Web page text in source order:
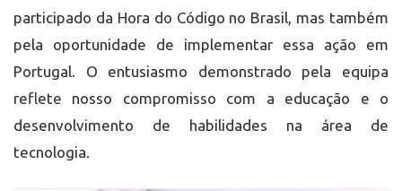
participado da Hora do Código no Brasil, mas também
pela oportunidade de implementar essa ação em
Portugal. O entusiasmo demonstrado pela equipa
reflete nosso compromisso com a educação e o
desenvolvimento de habilidades na área de
tecnologia.